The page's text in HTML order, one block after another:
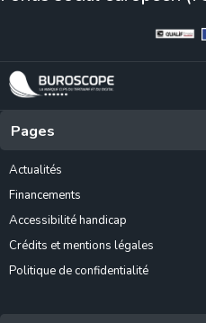
Pages
Actualités
Financements
Accessibilité handicap
Crédits et mentions légales
Politique de confidentialité